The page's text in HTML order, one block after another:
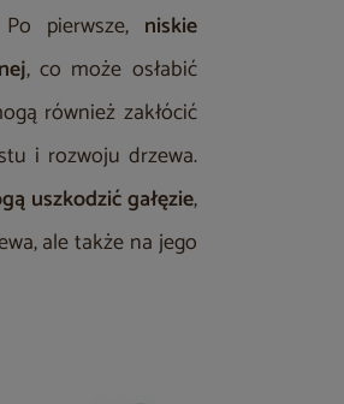
pierwsze, niskie
, co może osłabić
również zakłócić
i rozwoju drzewa.
uszkodzić gałęzie,
ale także na jego